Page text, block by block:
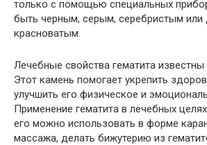
только с помощью специальных
быть черным, серым, серебристым или
красноватым.
Лечебные свойства гематита известны
Этот камень помогает укрепить
улучшить его физическое и
Применение гематита в лечебных
его можно использовать в форме
массажа, делать бижутерию из